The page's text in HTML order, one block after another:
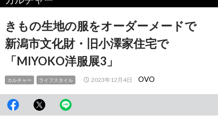
へ
きもの生地の服をオーダーメードで
新潟市文化財・旧小澤家住宅で
「MIYOKO洋服展3」
カルチャー ライフスタイル 2023年12月4日 OVO